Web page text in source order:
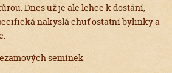
Dnes už je ale lehce k dostání,
nakyslá chuť ostatní bylinky a
semínek